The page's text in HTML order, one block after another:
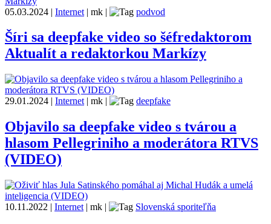
05.03.2024 | Internet | mk | podvod
Šíri sa deepfake video so šéfredaktorom
Aktualít a redaktorkou Markízy
29.01.2024 | Internet | mk | deepfake
Objavilo sa deepfake video s tvárou a
hlasom Pellegriniho a moderátora RTVS
(VIDEO)
10.11.2022 | Internet | mk | Slovenská sporiteľňa